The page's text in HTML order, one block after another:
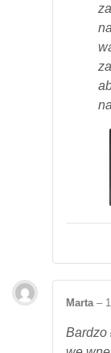
Marta –
Bardzo